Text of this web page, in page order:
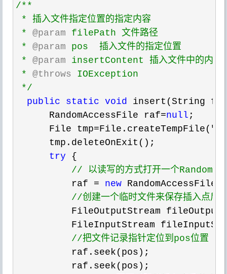
/**
* 插入文件指定位置的指定内容
* @param filePath 文件路径
* @param pos  插入文件的指定位置
* @param insertContent 插入文件中的内容
* @throws IOException
*/
public
static void insert(String
      RandomAccessFile raf
=null ;
      File tmp
      tmp.deleteOnExit();
try {
// 以读写的方式打开一个
          raf =
new RandomAccessFile(
//创建一个临时文件来保存插入点后
FileOutputStream
FileInputStream
//把文件记录指针定位到pos位置
          raf.seek(pos);
          raf.seek(pos);